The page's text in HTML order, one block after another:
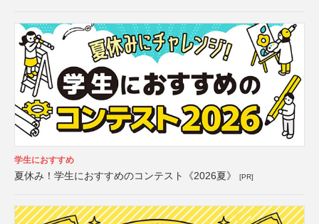
学生におすすめ
夏休み！学生におすすめのコンテスト《2026夏》 [PR]